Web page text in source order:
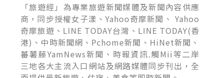
「旅遊經」為專業旅遊新聞媒體及新聞內容供應
商，同步授權女子漾、Yahoo奇摩新聞、 Yahoo
奇摩旅遊、LINE TODAY台灣、LINE TODAY(香
港)、中時新聞網、Pchome新聞、HiNet新聞、
蕃薯藤YamNews新聞、時報資訊.觸Mii等二岸
三地各大主流入口網站及網路媒體同步刊出，全